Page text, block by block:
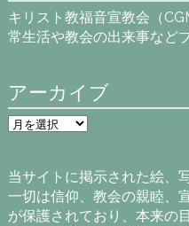
キリスト教福音宣教会（
常生活や教会の出来事など
アーカイブ
ア
ー
ブ
当サイトに掲示された絵、
一切は信仰、教会の親睦、
が保護されており、本来の